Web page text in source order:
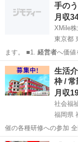
手の
月収
XMile
東京都
ます。 ■1. 経営者へ価値
けセミナーの企画…
東京 新宿区 東
生活
枠 /
月収
福岡県
催の各種研修への参加
への参加 ・資格…